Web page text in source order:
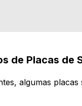
de Placas de
algumas